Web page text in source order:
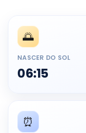
🌅
NASCER DO SOL
06:15
⏰